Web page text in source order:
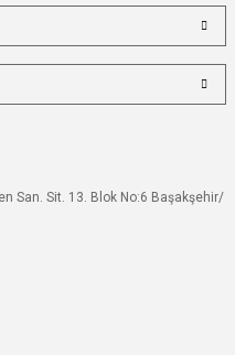
San. Sit. 13. Blok No:6 Başakşehir/